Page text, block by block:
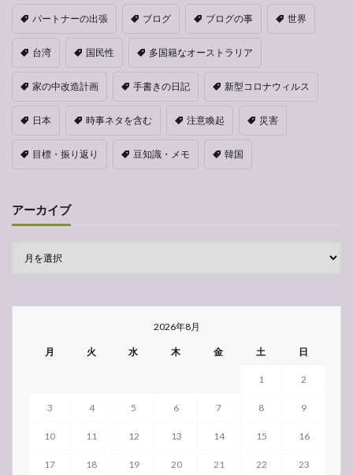
パートナーの出張 ブログ ブログの事 世界
台湾 国民性 多国籍なオーストラリア
家の中改造計画 手書きの日記 新型コロナウィルス
日本 時事ネタを含む 注意喚起 災害
目標・振り返り 豆知識・メモ 韓国
アーカイブ
2026年8月
月 火 水 木 金 土 日
1 2
3 4 5 6 7 8 9
10 11 12 13 14 15 16
17 18 19 20 21 22 23